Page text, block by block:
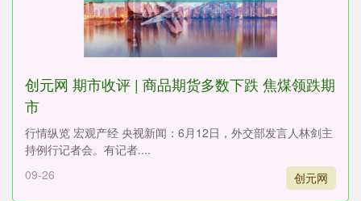
创元网 期市收评 | 商品期货多数下跌 焦煤领跌期
市
行情纵览 宏观产经 央视新闻：6月12日，外交部发言人林剑主
持例行记者会。有记者....
09-26
创元网